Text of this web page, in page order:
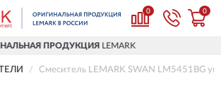
0 0
LEMARK
Смеситель LEMARK SWAN LM5451BG